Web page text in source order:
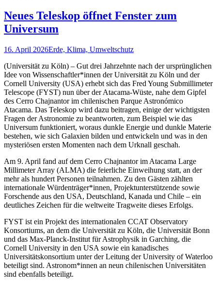
Neues Teleskop öffnet Fenster zum
Universum
16. April 2026Erde, Klima, Umweltschutz
(Universität zu Köln) – Gut drei Jahrzehnte nach der ursprünglichen
Idee von Wissenschaftler*innen der Universität zu Köln und der
Cornell University (USA) erhebt sich das Fred Young Submillimeter
Telescope (FYST) nun über der Atacama-Wüste, nahe dem Gipfel
des Cerro Chajnantor im chilenischen Parque Astronómico
Atacama. Das Teleskop wird dazu beitragen, einige der wichtigsten
Fragen der Astronomie zu beantworten, zum Beispiel wie das
Universum funktioniert, woraus dunkle Energie und dunkle Materie
bestehen, wie sich Galaxien bilden und entwickeln und was in den
mysteriösen ersten Momenten nach dem Urknall geschah.
Am 9. April fand auf dem Cerro Chajnantor im Atacama Large
Millimeter Array (ALMA) die feierliche Einweihung statt, an der
mehr als hundert Personen teilnahmen. Zu den Gästen zählten
internationale Würdenträger*innen, Projektunterstützende sowie
Forschende aus den USA, Deutschland, Kanada und Chile – ein
deutliches Zeichen für die weltweite Tragweite dieses Erfolgs.
FYST ist ein Projekt des internationalen CCAT Observatory
Konsortiums, an dem die Universität zu Köln, die Universität Bonn
und das Max-Planck-Institut für Astrophysik in Garching, die
Cornell University in den USA sowie ein kanadisches
Universitätskonsortium unter der Leitung der University of Waterloo
beteiligt sind. Astronom*innen an neun chilenischen Universitäten
sind ebenfalls beteiligt.